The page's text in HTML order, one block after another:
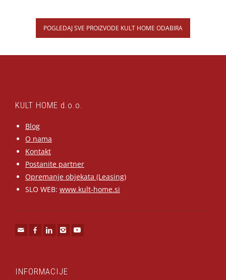
POGLEDAJ SVE PROIZVODE KULT HOME ODABIRA
KULT HOME d.o.o.
Blog
O nama
Kontakt
Postanite partner
Opremanje objekata (Leasing)
SLO WEB: www.kult-home.si
INFORMACIJE